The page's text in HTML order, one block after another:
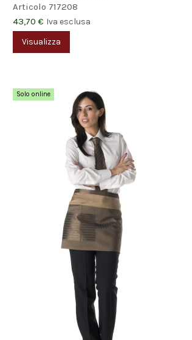
Articolo 717208
43,70 € Iva esclusa
Visualizza
Solo online